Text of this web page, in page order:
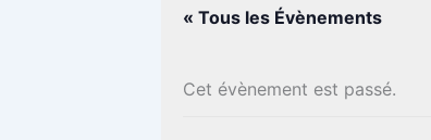
« Tous les Évènements
Cet évènement est passé.